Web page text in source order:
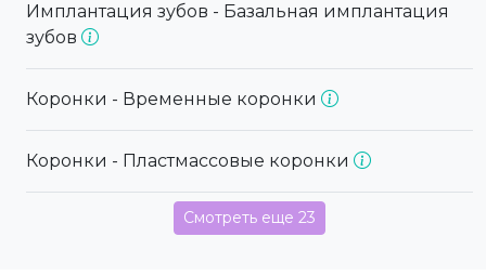
Имплантация зубов - Базальная имплантация
зубов
Коронки - Временные коронки
Коронки - Пластмассовые коронки
Смотреть еще 23